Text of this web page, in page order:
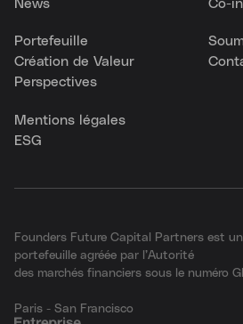
Portefeuille
Création de Valeur
Perspectives
Mentions légales
ESG
Founders Future Capital Partners est
portefeuille agréée par l’Autorité
des marchés financiers sous le numéro
Paris - San Francisco